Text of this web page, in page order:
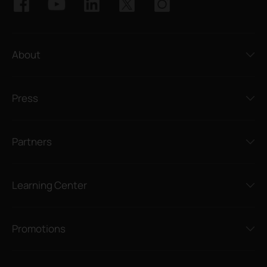
About
Press
Partners
Learning Center
Promotions